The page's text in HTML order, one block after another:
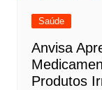
Saúde
Anvisa
Produtos